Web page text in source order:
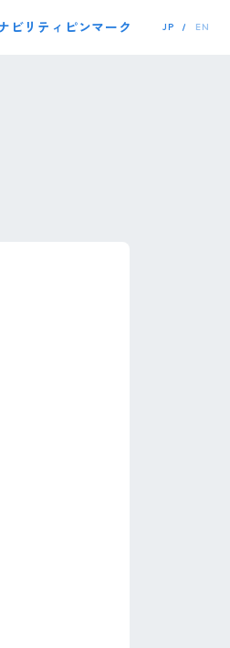
ビリティ ピンマーク JP EN